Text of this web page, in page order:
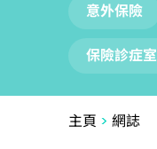
意外保險
保險診症室
主頁 > 網誌